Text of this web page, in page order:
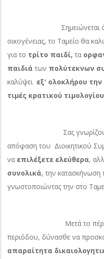
Σημειώνεται ότι,
οικογένειας, το Ταμείο θα
για το τρίτο παιδί, τα
παιδιά των πολύτεκνων
καλύψει εξ' ολοκλήρου
τιμές κρατικού τιμολογίου
Σας γνωρίζουμε
απόφαση του Διοικητικού
να επιλέξετε ελεύθερα,
συνολικά, την κατασκήνωση
γνωστοποιώντας την στο
Μετά το πέρας της
περιόδου, δύνασθε να
απαραίτητα